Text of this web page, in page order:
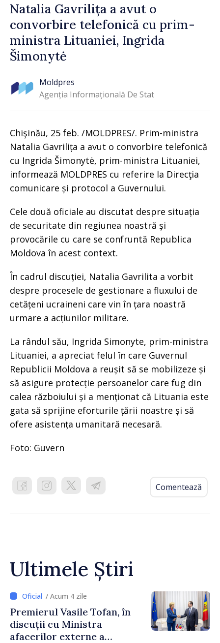
Natalia Gavrilița a avut o
convorbire telefonică cu prim-
ministra Lituaniei, Ingrida
Šimonytė
Moldpres
Agenția Informațională De Stat
Chişinău, 25 feb. /MOLDPRES/. Prim-ministra
Natalia Gavrilița a avut o convorbire telefonică
cu Ingrida Šimonytė, prim-ministra Lituaniei,
informează MOLDPRES cu referire la Direcţia
comunicare și protocol a Guvernului.
Cele două oficiale au discutat despre situația
de securitate din regiunea noastră și
provocările cu care se confruntă Republica
Moldova în acest context.
În cadrul discuției, Natalia Gavrilita a vorbit
despre procesele de gestionare a fluxului de
cetățeni ucraineni care vin în țara noastră
urmare a acțiunilor militare.
La rândul său, Ingrida Simonyte, prim-ministra
Lituaniei, a apreciat felul în care Guvernul
Republicii Moldova a reușit să se mobilizeze și
să asigure protecție persoanelor care fug din
calea războiului și a menționat că Lituania este
gata să sprijine eforturile țării noastre și să
ofere asistența umanitară necesară.
Foto: Guvern
Comentează
Ultimele Știri
/ Acum 4 zile
Premierul Vasile Tofan, în
discuții cu Ministra
afacerilor externe a